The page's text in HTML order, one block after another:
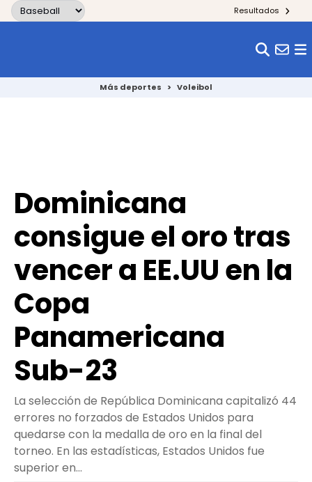
Skip to content Resultados
Más deportes > Voleibol
Dominicana
consigue el oro tras
vencer a EE.UU en la
Copa
Panamericana
Sub-23
La selección de República Dominicana capitalizó 44
errores no forzados de Estados Unidos para
quedarse con la medalla de oro en la final del
torneo. En las estadísticas, Estados Unidos fue
superior en…